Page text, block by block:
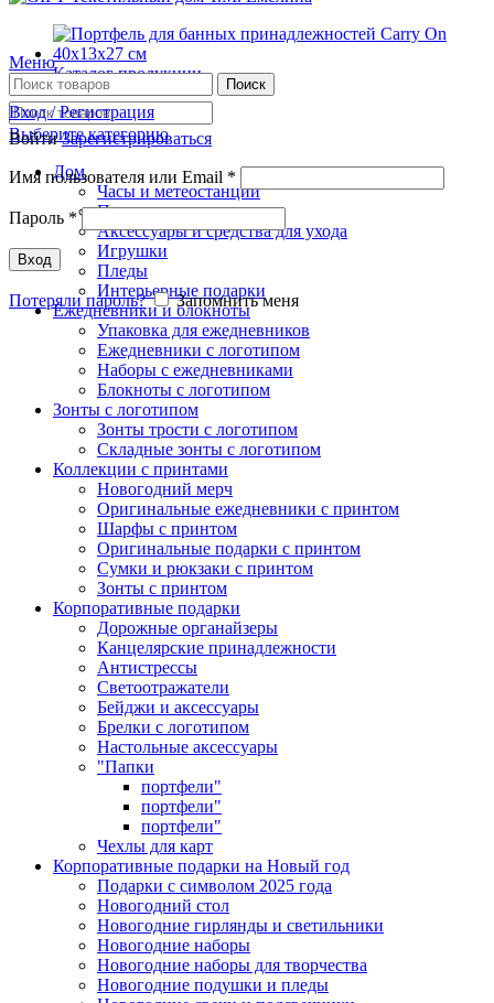
Каталог продукции
Выберите категорию
Дом
Часы и метеостанции
Полотенца с логотипом
Аксессуары и средства для ухода
Игрушки
Пледы
Интерьерные подарки
Ежедневники и блокноты
Упаковка для ежедневников
Ежедневники с логотипом
Наборы с ежедневниками
Блокноты с логотипом
Зонты с логотипом
Зонты трости с логотипом
Складные зонты с логотипом
Коллекции с принтами
Новогодний мерч
Оригинальные ежедневники с принтом
Шарфы с принтом
Оригинальные подарки с принтом
Сумки и рюкзаки с принтом
Зонты с принтом
Корпоративные подарки
Дорожные органайзеры
Канцелярские принадлежности
Антистрессы
Светоотражатели
Бейджи и аксессуары
Брелки с логотипом
Настольные аксессуары
"Папки
портфели"
портфели"
портфели"
Чехлы для карт
Корпоративные подарки на Новый год
Подарки с символом 2025 года
Новогодний стол
Новогодние гирлянды и светильники
Новогодние наборы
Новогодние наборы для творчества
Новогодние подушки и пледы
Меню
Поиск
Вход / Регистрация
ВойтиЗарегистрироваться
Имя пользователя или Email *
Пароль *
Вход
Потеряли пароль? Запомнить меня